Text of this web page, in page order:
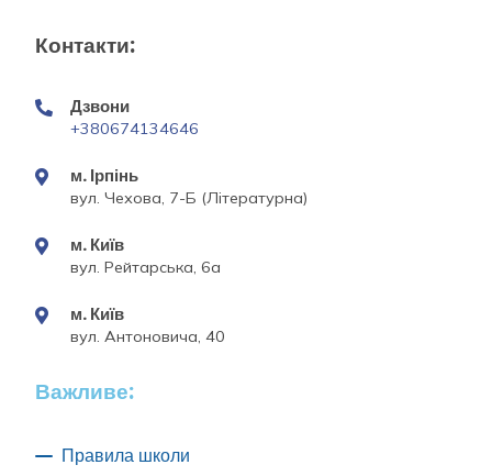
Контакти:
Дзвони
+380674134646
м. Ірпінь
вул. Чехова, 7-Б (Літературна)
м. Київ
вул. Рейтарська, 6а
м. Київ
вул. Антоновича, 40
Важливе:
Правила школи